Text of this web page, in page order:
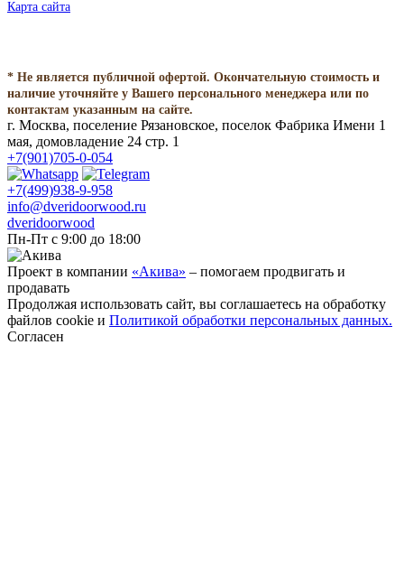
Карта сайта
* Не является публичной офертой. Окончательную стоимость и
наличие уточняйте у Вашего персонального менеджера или по
контактам указанным на сайте.
г. Москва, поселение Рязановское, поселок Фабрика Имени 1
мая, домовладение 24 стр. 1
+7(901)705-0-054
+7(499)938-9-958
info@dveridoorwood.ru
dveridoorwood
Пн-Пт с 9:00 до 18:00
Проект в компании «Акива» – помогаем продвигать и
продавать
Продолжая использовать сайт, вы соглашаетесь на обработку
файлов cookie и Политикой обработки персональных данных.
Согласен